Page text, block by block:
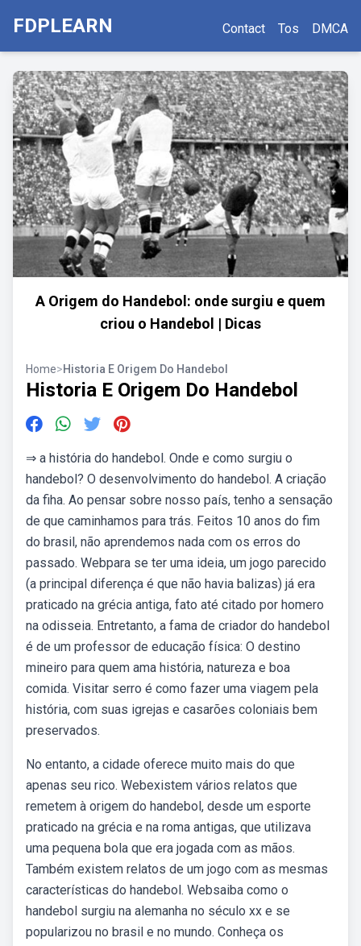
FDPLEARN Contact Tos DMCA
A Origem do Handebol: onde surgiu e quem
criou o Handebol | Dicas
Home>Historia E Origem Do Handebol
Historia E Origem Do Handebol
⇒ a história do handebol. Onde e como surgiu o
handebol? O desenvolvimento do handebol. A criação
da fiha. Ao pensar sobre nosso país, tenho a sensação
de que caminhamos para trás. Feitos 10 anos do fim
do brasil, não aprendemos nada com os erros do
passado. Webpara se ter uma ideia, um jogo parecido
(a principal diferença é que não havia balizas) já era
praticado na grécia antiga, fato até citado por homero
na odisseia. Entretanto, a fama de criador do handebol
é de um professor de educação física: O destino
mineiro para quem ama história, natureza e boa
comida. Visitar serro é como fazer uma viagem pela
história, com suas igrejas e casarões coloniais bem
preservados.
No entanto, a cidade oferece muito mais do que
apenas seu rico. Webexistem vários relatos que
remetem à origem do handebol, desde um esporte
praticado na grécia e na roma antigas, que utilizava
uma pequena bola que era jogada com as mãos.
Também existem relatos de um jogo com as mesmas
características do handebol. Websaiba como o
handebol surgiu na alemanha no século xx e se
popularizou no brasil e no mundo. Conheça os